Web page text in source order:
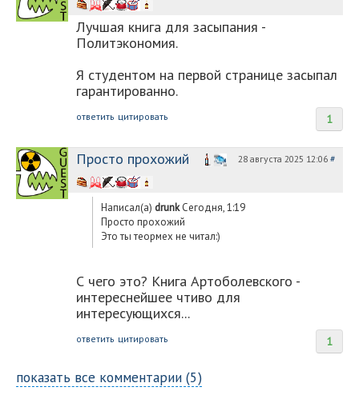
Лучшая книга для засыпания -
Политэкономия.
Я студентом на первой странице засыпал
гарантированно.
1
ответить цитировать
Просто прохожий 28 августа 2025 12:06 #
Написал(а) drunkСегодня, 1:19
Просто прохожий
Это ты теормех не читал:)
С чего это? Книга Артоболевского -
интереснейшее чтиво для
интересующихся...
1
ответить цитировать
показать все комментарии (5)